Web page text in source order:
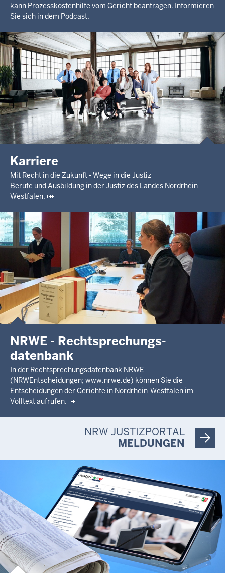
kann Prozesskostenhilfe vom Gericht beantragen. Informieren
Sie sich in dem Podcast.
Karriere
Mit Recht in die Zukunft - Wege in die Justiz
Berufe und Ausbildung in der Justiz des Landes Nordrhein-
Westfalen.
NRWE - Rechtsprechungs­
datenbank
In der Rechtsprechungsdatenbank NRWE
(NRWEntscheidungen; www.nrwe.de) können Sie die
Entscheidungen der Gerichte in Nordrhein-Westfalen im
Volltext aufrufen.
NRW JUSTIZPORTAL
MELDUNGEN